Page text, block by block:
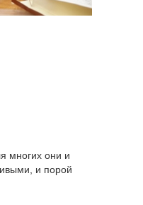
многих они и
и порой